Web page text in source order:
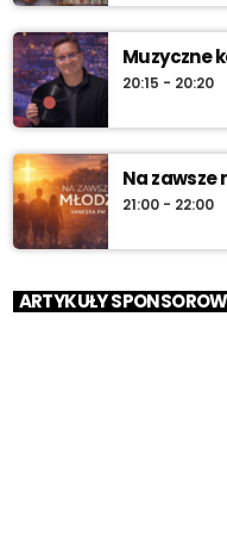
Muzyczne
20:15 - 20:20
Na zawsze
21:00 - 22:00
ARTYKUŁY